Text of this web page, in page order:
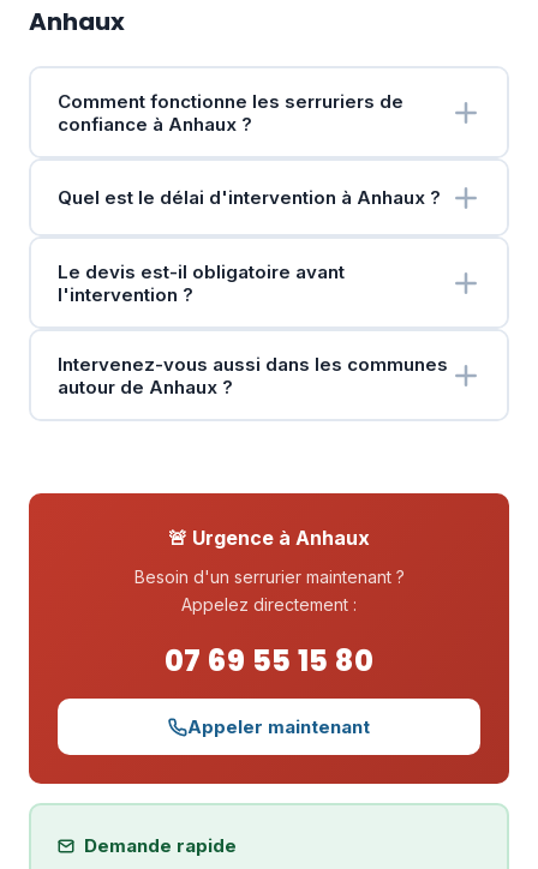
Anhaux
Comment fonctionne les serruriers de
confiance à Anhaux ?
Quel est le délai d'intervention à Anhaux ?
Le devis est-il obligatoire avant
l'intervention ?
Intervenez-vous aussi dans les communes
autour de Anhaux ?
🚨 Urgence à Anhaux
Besoin d'un serrurier maintenant ?
Appelez directement :
07 69 55 15 80
Appeler maintenant
Demande rapide